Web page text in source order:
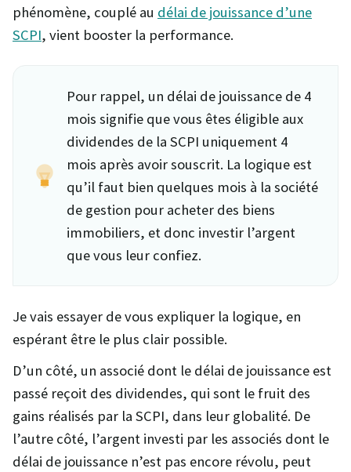
phénomène, couplé au délai de jouissance d’une
SCPI, vient booster la performance.
Pour rappel, un délai de jouissance de 4
mois signifie que vous êtes éligible aux
dividendes de la SCPI uniquement 4
mois après avoir souscrit. La logique est
qu’il faut bien quelques mois à la société
de gestion pour acheter des biens
immobiliers, et donc investir l’argent
que vous leur confiez.
Je vais essayer de vous expliquer la logique, en
espérant être le plus clair possible.
D’un côté, un associé dont le délai de jouissance est
passé reçoit des dividendes, qui sont le fruit des
gains réalisés par la SCPI, dans leur globalité. De
l’autre côté, l’argent investi par les associés dont le
délai de jouissance n’est pas encore révolu, peut